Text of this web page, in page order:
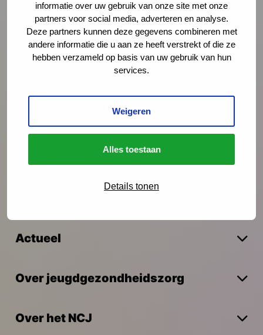
informatie over uw gebruik van onze site met onze
partners voor social media, adverteren en analyse.
Deze partners kunnen deze gegevens combineren met
andere informatie die u aan ze heeft verstrekt of die ze
hebben verzameld op basis van uw gebruik van hun
services.
Weigeren
Alles toestaan
Details tonen
Schrijf je in
Actueel
Over jeugdgezondheidszorg
Over het NCJ